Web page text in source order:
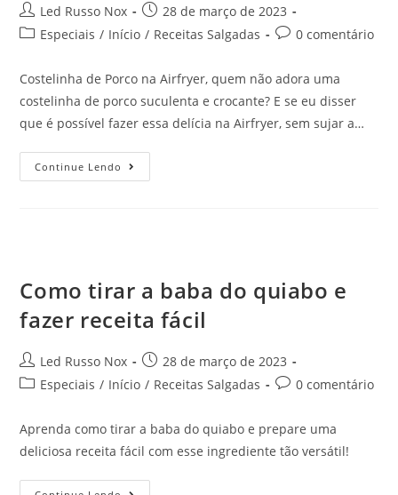
Led Russo Nox
28 de março de 2023
Especiais / Início / Receitas Salgadas 0 comentário
Costelinha de Porco na Airfryer, quem não adora uma
costelinha de porco suculenta e crocante? E se eu disser
que é possível fazer essa delícia na Airfryer, sem sujar a…
Continue Lendo
Como tirar a baba do quiabo e
fazer receita fácil
Led Russo Nox
28 de março de 2023
Especiais / Início / Receitas Salgadas 0 comentário
Aprenda como tirar a baba do quiabo e prepare uma
deliciosa receita fácil com esse ingrediente tão versátil!